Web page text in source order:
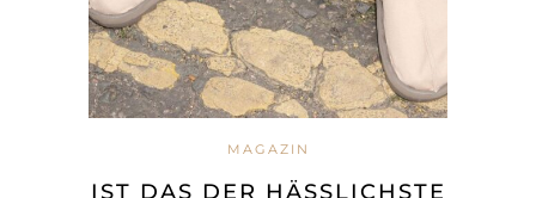
MAGAZIN
IST DAS DER HÄSSLICHSTE R